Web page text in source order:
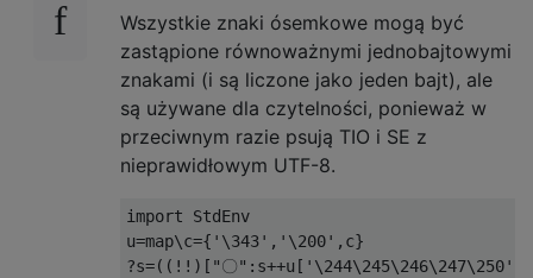
Wszystkie znaki ósemkowe mogą być
zastąpione równoważnymi jednobajtowymi
znakami (i są liczone jako jeden bajt), ale
są używane dla czytelności, ponieważ w
przeciwnym razie psują TIO i SE z
nieprawidłowym UTF-8.
import StdEnv
u=map\c={'\343','\200',c}
?s=((!!)["〇